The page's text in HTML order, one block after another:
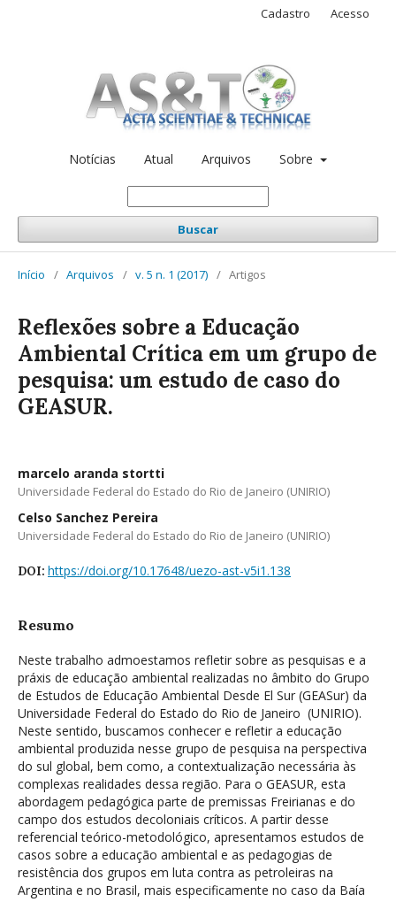
Notícias Atual Arquivos Sobre
Buscar
Cadastro Acesso
Início / Arquivos / v. 5 n. 1 (2017) / Artigos
Reflexões sobre a Educação
Ambiental Crítica em um grupo de
pesquisa: um estudo de caso do
GEASUR.
marcelo aranda stortti
Universidade Federal do Estado do Rio de Janeiro (UNIRIO)
Celso Sanchez Pereira
Universidade Federal do Estado do Rio de Janeiro (UNIRIO)
DOI: https://doi.org/10.17648/uezo-ast-v5i1.138
Resumo
Neste trabalho admoestamos refletir sobre as pesquisas e a
práxis de educação ambiental realizadas no âmbito do Grupo
de Estudos de Educação Ambiental Desde El Sur (GEASur) da
Universidade Federal do Estado do Rio de Janeiro (UNIRIO).
Neste sentido, buscamos conhecer e refletir a educação
ambiental produzida nesse grupo de pesquisa na perspectiva
do sul global, bem como, a contextualização necessária às
complexas realidades dessa região. Para o GEASUR, esta
abordagem pedagógica parte de premissas Freirianas e do
campo dos estudos decoloniais críticos. A partir desse
referencial teórico-metodológico, apresentamos estudos de
casos sobre a educação ambiental e as pedagogias de
resistência dos grupos em luta contra as petroleiras na
Argentina e no Brasil, mais especificamente no caso da Baía